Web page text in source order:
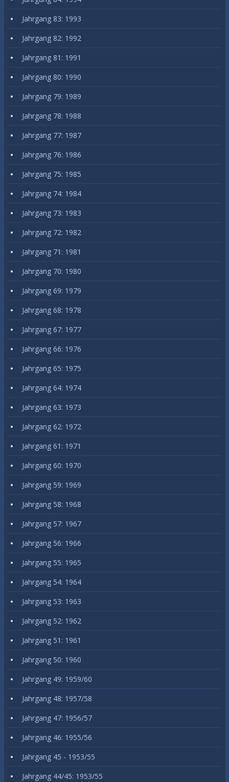
Jahrgang 83: 1993
Jahrgang 82: 1992
Jahrgang 81: 1991
Jahrgang 80: 1990
Jahrgang 79: 1989
Jahrgang 78: 1988
Jahrgang 77: 1987
Jahrgang 76: 1986
Jahrgang 75: 1985
Jahrgang 74: 1984
Jahrgang 73: 1983
Jahrgang 72: 1982
Jahrgang 71: 1981
Jahrgang 70: 1980
Jahrgang 69: 1979
Jahrgang 68: 1978
Jahrgang 67: 1977
Jahrgang 66: 1976
Jahrgang 65: 1975
Jahrgang 64: 1974
Jahrgang 63: 1973
Jahrgang 62: 1972
Jahrgang 61: 1971
Jahrgang 60: 1970
Jahrgang 59: 1969
Jahrgang 58: 1968
Jahrgang 57: 1967
Jahrgang 56: 1966
Jahrgang 55: 1965
Jahrgang 54: 1964
Jahrgang 53: 1963
Jahrgang 52: 1962
Jahrgang 51: 1961
Jahrgang 50: 1960
Jahrgang 49: 1959/60
Jahrgang 48: 1957/58
Jahrgang 47: 1956/57
Jahrgang 46: 1955/56
Jahrgang 45 - 1953/55
Jahrgang 44/45: 1953/55